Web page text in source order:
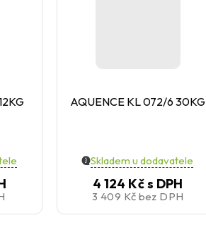
AQUENCE KL 072/6 30KG
Skladem u dodavatele
4 124 Kčs DPH
3 409 Kč bez DPH